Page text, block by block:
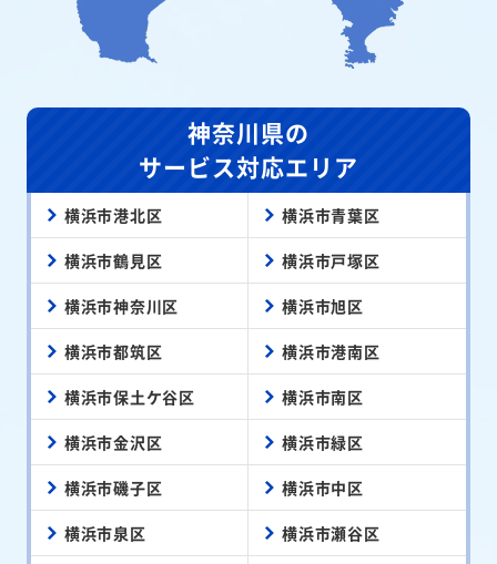
神奈川県の
サービス対応エリア
横浜市港北区 横浜市青葉区
横浜市鶴見区 横浜市戸塚区
横浜市神奈川区 横浜市旭区
横浜市都筑区 横浜市港南区
横浜市保土ケ谷区 横浜市南区
横浜市金沢区 横浜市緑区
横浜市磯子区 横浜市中区
横浜市泉区 横浜市瀬谷区